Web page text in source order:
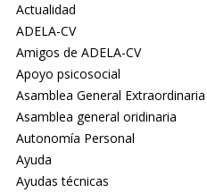
Actualidad
ADELA-CV
Amigos de ADELA-CV
Apoyo psicosocial
Asamblea General Extraordinaria
Asamblea general oridinaria
Autonomía Personal
Ayuda
Ayudas técnicas